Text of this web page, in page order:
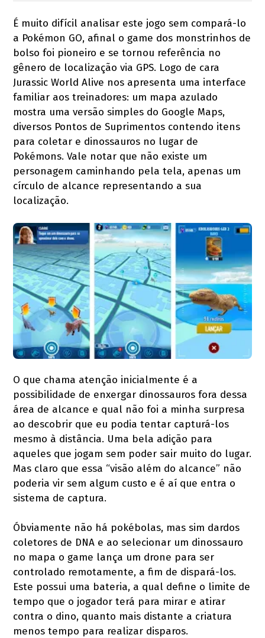
É muito difícil analisar este jogo sem compará-lo
a Pokémon GO, afinal o game dos monstrinhos de
bolso foi pioneiro e se tornou referência no
gênero de localização via GPS. Logo de cara
Jurassic World Alive nos apresenta uma interface
familiar aos treinadores: um mapa azulado
mostra uma versão simples do Google Maps,
diversos Pontos de Suprimentos contendo itens
para coletar e dinossauros no lugar de
Pokémons. Vale notar que não existe um
personagem caminhando pela tela, apenas um
círculo de alcance representando a sua
localização.
O que chama atenção inicialmente é a
possibilidade de enxergar dinossauros fora dessa
área de alcance e qual não foi a minha surpresa
ao descobrir que eu podia tentar capturá-los
mesmo à distância. Uma bela adição para
aqueles que jogam sem poder sair muito do lugar.
Mas claro que essa “visão além do alcance” não
poderia vir sem algum custo e é aí que entra o
sistema de captura.
Óbviamente não há pokébolas, mas sim dardos
coletores de DNA e ao selecionar um dinossauro
no mapa o game lança um drone para ser
controlado remotamente, a fim de dispará-los.
Este possui uma bateria, a qual define o limite de
tempo que o jogador terá para mirar e atirar
contra o dino, quanto mais distante a criatura
menos tempo para realizar disparos.